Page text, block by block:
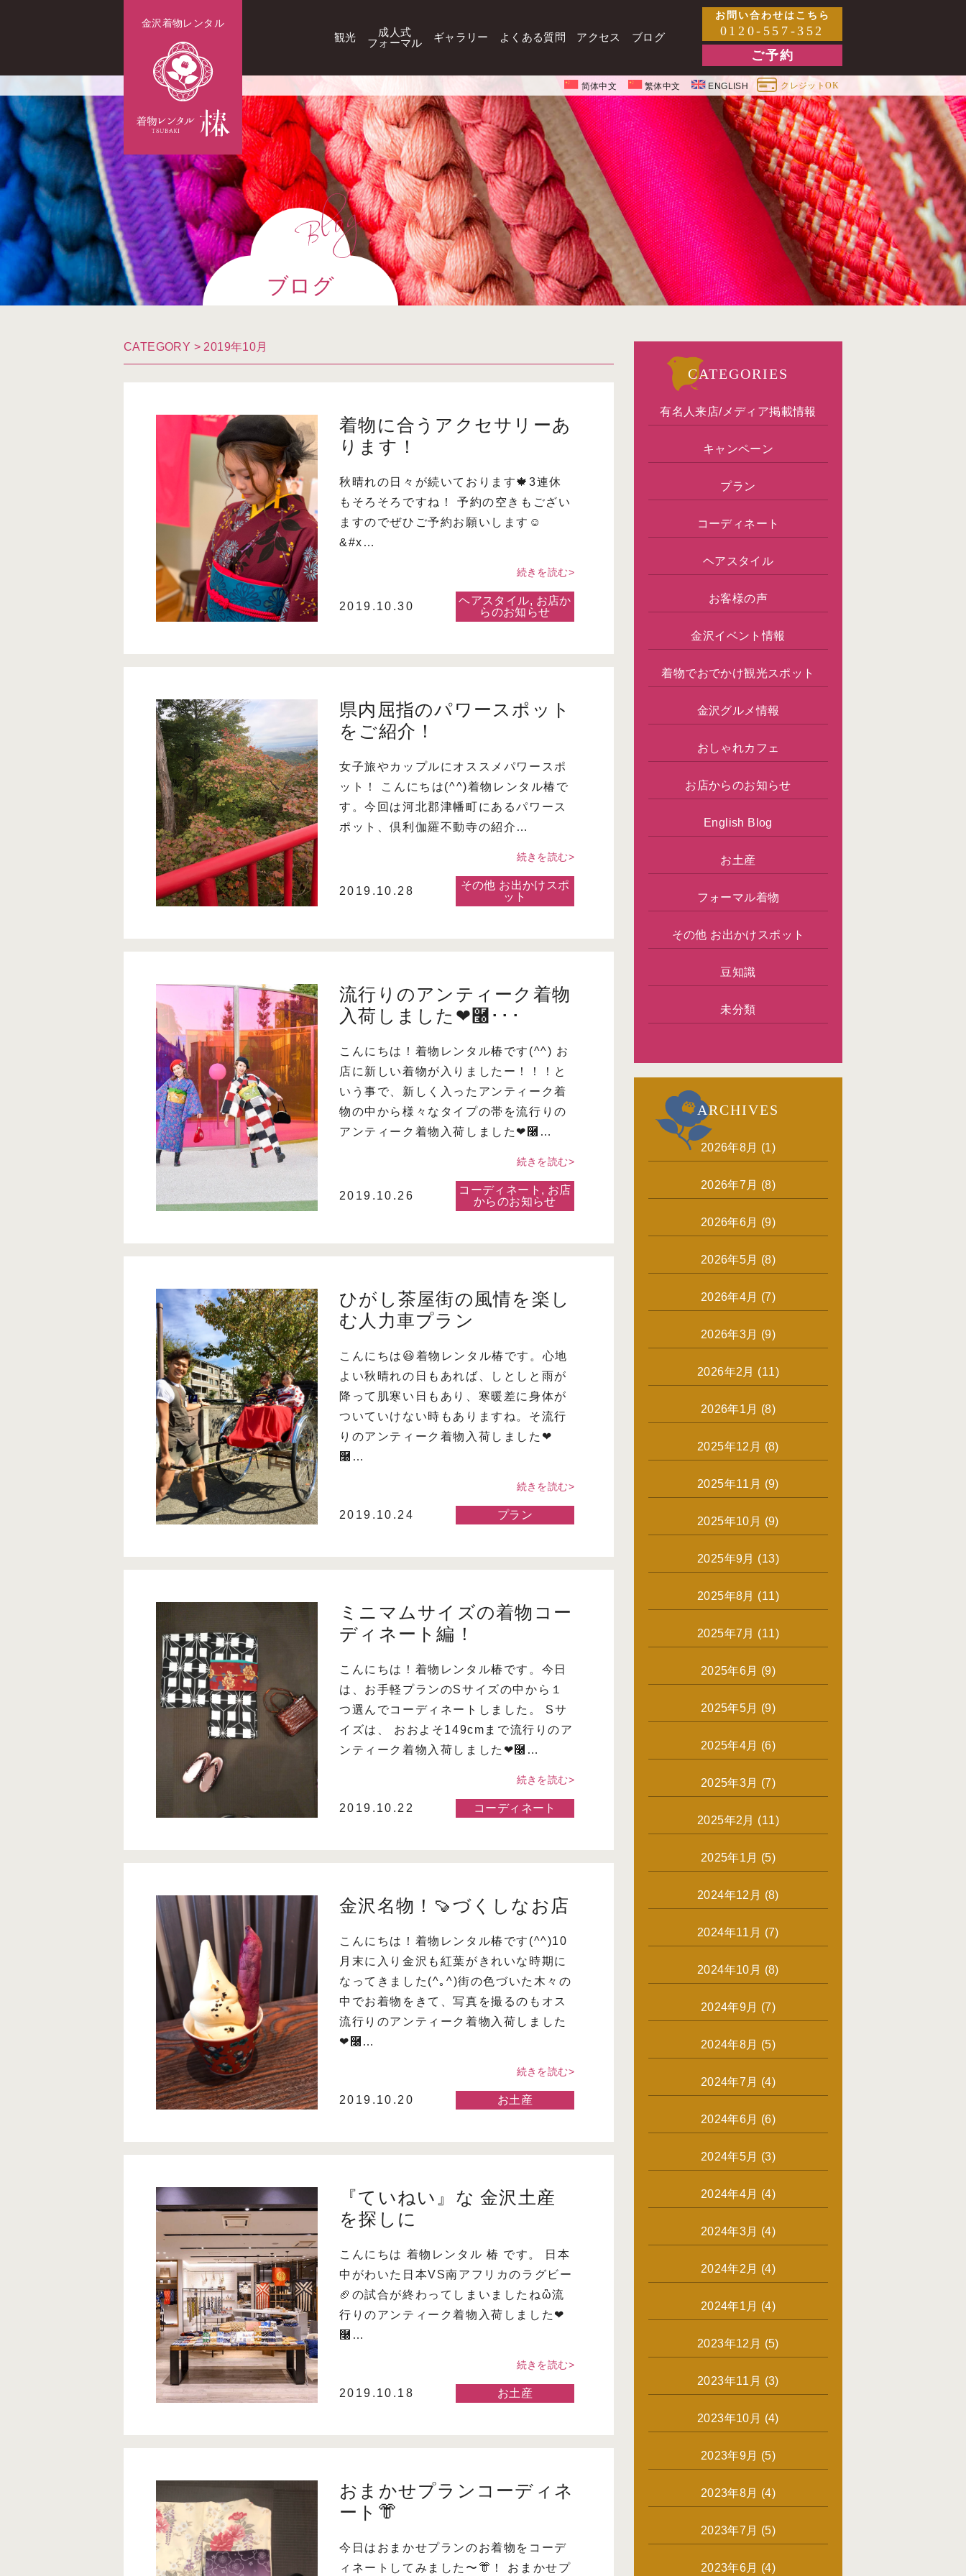
金沢着物レンタル
観光
成人式
フォーマル
ギャラリー よくある質問 アクセス ブログ
お問い合わせはこちら
0120-557-352
ご予約
简体中文 繁体中文 ENGLISH クレジットOK
ブログ
CATEGORY > 2019年10月
着物に合うアクセサリーあ
ります！
秋晴れの日々が続いております🍁3連休
もそろそろですね！ 予約の空きもござい
ますのでぜひご予約お願いします☺
&#x…
続きを読む>
2019.10.30 ヘアスタイル, お店か
らのお知らせ
県内屈指のパワースポット
をご紹介！
女子旅やカップルにオススメパワースポ
ット！ こんにちは(^^)着物レンタル椿で
す。今回は河北郡津幡町にあるパワース
ポット、倶利伽羅不動寺の紹介…
続きを読む>
2019.10.28
その他 お出かけスポ
ット
流行りのアンティーク着物
入荷しました❤࿠･･･
こんにちは！着物レンタル椿です(^^) お
店に新しい着物が入りましたー！！！と
いう事で、新しく入ったアンティーク着
物の中から様々なタイプの帯を流行りの
アンティーク着物入荷しました❤࿠…
続きを読む>
2019.10.26 コーディネート , お店
からのお知らせ
ひがし茶屋街の風情を楽し
む人力車プラン
こんにちは😃着物レンタル椿です。心地
よい秋晴れの日もあれば、しとしと雨が
降って肌寒い日もあり、寒暖差に身体が
ついていけない時もありますね。そ流行
りのアンティーク着物入荷しました❤
࿠…
続きを読む>
2019.10.24 プラン
ミニマムサイズの着物コー
ディネート編！
こんにちは！着物レンタル椿です。今日
は、お手軽プランのSサイズの中から１
つ選んでコーディネートしました。 Sサ
イズは、 おおよそ149cmまで流行りのア
ンティーク着物入荷しました❤࿠…
続きを読む>
2019.10.22 コーディネート
金沢名物！🍠づくしなお店
こんにちは！着物レンタル椿です(^^)10
月末に入り金沢も紅葉がきれいな時期に
なってきました(^｡^)街の色づいた木々の
中でお着物をきて、写真を撮るのもオス
流行りのアンティーク着物入荷しました
❤࿠…
続きを読む>
2019.10.20 お土産
『ていねい』な 金沢土産
を探しに
こんにちは 着物レンタル 椿 です。 日本
中がわいた日本VS南アフリカのラグビー
🏈の試合が終わってしまいましたねὢ流
行りのアンティーク着物入荷しました❤
࿠…
続きを読む>
2019.10.18 お土産
おまかせプランコーディネ
ート👘
今日はおまかせプランのお着物をコーデ
ィネートしてみました〜👘！ おまかせプ
CATEGORIES
有名人来店/メディア掲載情報
キャンペーン
プラン
コーディネート
ヘアスタイル
お客様の声
金沢イベント情報
着物でおでかけ観光スポット
金沢グルメ情報
おしゃれカフェ
お店からのお知らせ
English Blog
お土産
フォーマル着物
その他 お出かけスポット
豆知識
未分類
ARCHIVES
2026年8月 (1)
2026年7月 (8)
2026年6月 (9)
2026年5月 (8)
2026年4月 (7)
2026年3月 (9)
2026年2月 (11)
2026年1月 (8)
2025年12月 (8)
2025年11月 (9)
2025年10月 (9)
2025年9月 (13)
2025年8月 (11)
2025年7月 (11)
2025年6月 (9)
2025年5月 (9)
2025年4月 (6)
2025年3月 (7)
2025年2月 (11)
2025年1月 (5)
2024年12月 (8)
2024年11月 (7)
2024年10月 (8)
2024年9月 (7)
2024年8月 (5)
2024年7月 (4)
2024年6月 (6)
2024年5月 (3)
2024年4月 (4)
2024年3月 (4)
2024年2月 (4)
2024年1月 (4)
2023年12月 (5)
2023年11月 (3)
2023年10月 (4)
2023年9月 (5)
2023年8月 (4)
2023年7月 (5)
2023年6月 (4)